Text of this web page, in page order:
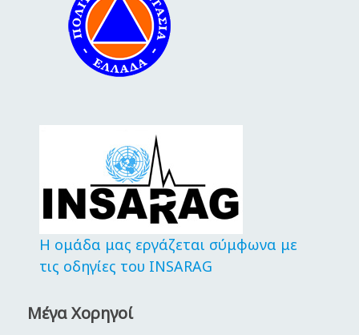
Η ομάδα μας εργάζεται σύμφωνα με
τις οδηγίες του INSARAG
Μέγα Χορηγοί